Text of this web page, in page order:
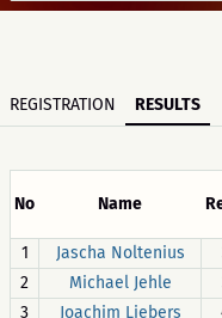
REGISTRATION RESULTS
No Name
1
Jascha Noltenius
2
Michael Jehle
3
Joachim Liebers